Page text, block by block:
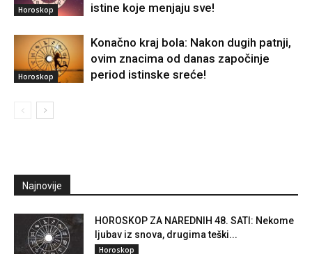
Horoskop
istine koje menjaju sve!
Horoskop
Konačno kraj bola: Nakon dugih patnji,
ovim znacima od danas započinje
period istinske sreće!
Najnovije
HOROSKOP ZA NAREDNIH 48. SATI: Nekome
ljubav iz snova, drugima teški...
Horoskop